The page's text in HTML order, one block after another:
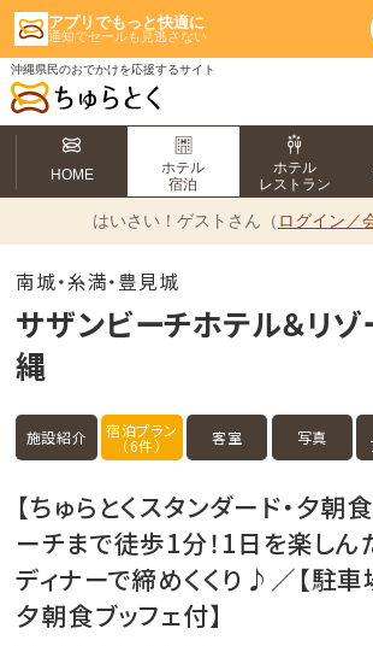
アプリでもっと快適に
通知でセールも見逃さない
沖縄県民のおでかけを応援するサイト
HOME
ホテル
宿泊
ホテル
レストラン
はいさい！ ゲストさん（ ログイン／
南城・糸満・豊見城
サザンビーチホテル＆リゾ
縄
施設紹介 宿泊プラン
（6件） 客室 写真
【ちゅらとくスタンダード・夕朝
ーチまで徒歩1分！1日を楽し
ディナーで締めくくり♪／【駐
夕朝食ブッフェ付】